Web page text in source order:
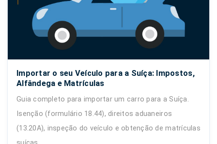
Importar o seu Veículo para a Suíça: Impostos,
Alfândega e Matrículas
Guia completo para importar um carro para a Suíça.
Isenção (formulário 18.44), direitos aduaneiros
(13.20A), inspeção do veículo e obtenção de matrículas